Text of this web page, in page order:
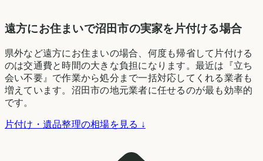
遠方にお住まいで沼田市の実家を片付ける場合
県外など遠方にお住まいの場合、何度も帰省して片付ける
のは交通費と時間の大きな負担になります。最近は『立ち
会い不要』で作業から処分まで一括対応してくれる業者も
増えています。沼田市の地元業者に任せるのが最も効率的
です。
片付け・遺品整理の相場を見る ↓